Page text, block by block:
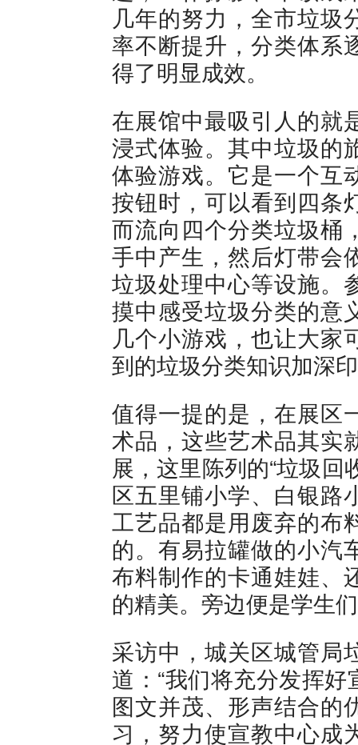
几年的努力，全市垃圾
率不断提升，分类体系
得了明显成效。
在展馆中最吸引人的就
浸式体验。其中垃圾的
体验游戏。它是一个互
按钮时，可以看到四条
而流向四个分类垃圾桶
手中产生，然后灯带会
垃圾处理中心等设施。
摸中感受垃圾分类的意
几个小游戏，也让大家
到的垃圾分类知识加深
值得一提的是，在展区
术品，这些艺术品其实
展，这里陈列的“垃圾回
区五里铺小学、白银路
工艺品都是用废弃的布
的。有易拉罐做的小汽
布料制作的卡通娃娃、
的精美。旁边便是学生
采访中，城关区城管局
道：“我们将充分发挥
图文并茂、形声结合的
习，努力使宣教中心成